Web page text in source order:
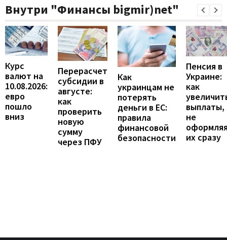
Внутри "Финансы bigmir)net"
Курс
валют на
10.08.2026:
евро
пошло
вниз
Перерасчет
субсидии в
августе:
как
проверить
новую
сумму
через ПФУ
Как
украинцам не
потерять
деньги в ЕС:
правила
финансовой
безопасности
Пенсия в
Украине:
как
выплаты,
не
их сразу